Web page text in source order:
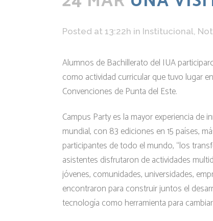
Posted at 13:22h in Institucional,
Alumnos de Bachillerato del IUA
como actividad curricular que tuvo lugar
Convenciones de Punta del Este.
Campus Party es la mayor experiencia de
mundial, con 83 ediciones en 15 países,
participantes de todo el mundo, “los
asistentes disfrutaron de actividades
jóvenes, comunidades, universidades,
encontraron para construir juntos el
tecnología como herramienta para